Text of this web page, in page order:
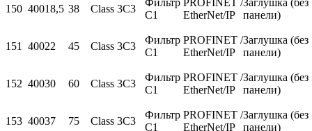
150 40018,5 38 Class 3C3
С1
EtherNet/IP
панели)
151 40022 45 Class 3C3
Фильтр
С1
PROFINET /
EtherNet/IP
Заглушка (без
панели)
152 40030 60 Class 3C3
Фильтр
С1
PROFINET /
EtherNet/IP
Заглушка (без
панели)
153 40037 75 Class 3C3
Фильтр
С1
PROFINET /
EtherNet/IP
Заглушка (без
панели)